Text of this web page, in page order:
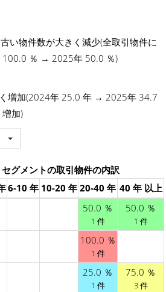
い物件数が大きく減少(全取引物件に
100.0 ％ → 2025年 50.0 ％)
増加(2024年 25.0 年 → 2025年 34.7
加)
セグメントの取引物件の内訳
6-10 年 10-20 年 20-40 年 40 年 以上
50.0 ％
1 件
50.0 ％
1 件
100.0 ％
1 件
25.0 ％
1 件
75.0 ％
3 件